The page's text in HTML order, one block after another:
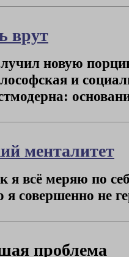
врут
новую
и
менталитет
я всё меряю по
я совершенно не
проблема